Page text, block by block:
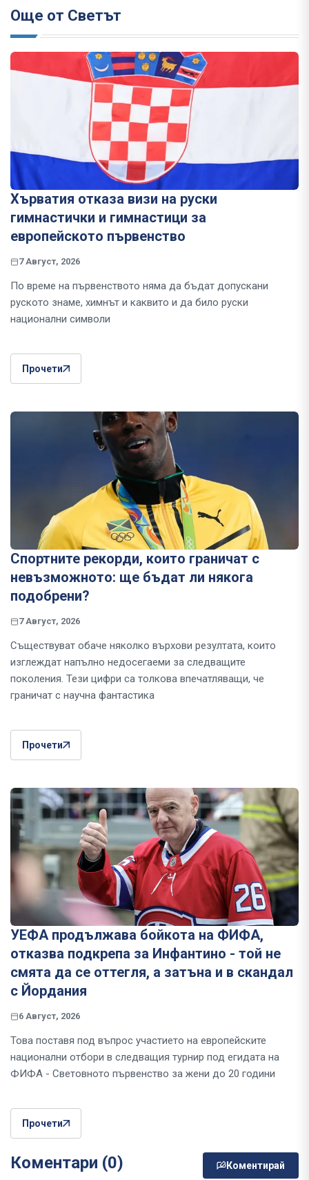
Още от Светът
Хърватия отказа визи на руски
гимнастички и гимнастици за
европейското първенство
7 Август, 2026
По време на първенството няма да бъдат допускани
руското знаме, химнът и каквито и да било руски
национални символи
Прочети
Спортните рекорди, които граничат с
невъзможното: ще бъдат ли някога
подобрени?
7 Август, 2026
Съществуват обаче няколко върхови резултата, които
изглеждат напълно недосегаеми за следващите
поколения. Тези цифри са толкова впечатляващи, че
граничат с научна фантастика
Прочети
УЕФА продължава бойкота на ФИФА,
отказва подкрепа за Инфантино - той не
смята да се оттегля, а затъна и в скандал
с Йордания
6 Август, 2026
Това поставя под въпрос участието на европейските
национални отбори в следващия турнир под егидата на
ФИФА - Световното първенство за жени до 20 години
Прочети
Коментари (0) Коментирай